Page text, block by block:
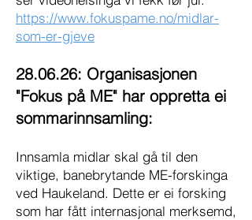
https://www.fokuspame.no/midlar-
som-er-gjeve
28.06.26: Organisasjonen
"Fokus på ME" har oppretta ei
sommarinnsamling:
Innsamla midlar skal gå til den
viktige, banebrytande ME-forskinga
ved Haukeland. Dette er ei forsking
som har fått internasjonal merksemd,